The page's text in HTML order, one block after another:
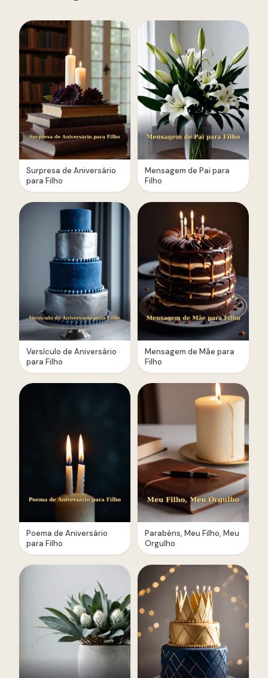
Surpresa de Aniversário
para Filho
Versículo de Aniversário
para Filho
Poema de Aniversário
para Filho
Mensagem de Pai para
Filho
Mensagem de Mãe para
Filho
Parabéns, Meu Filho, Meu
Orgulho